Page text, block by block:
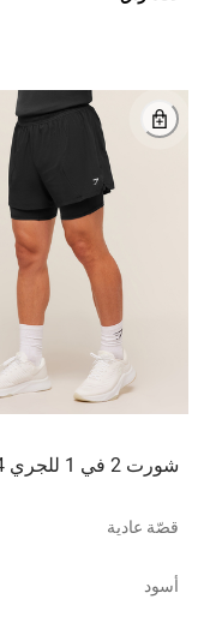
شورت 2 في 1 للجري 4 بوصة
قصّة عادية
أسود